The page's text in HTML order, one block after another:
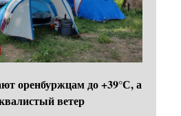
оренбуржцам до +39°С, а
ветер